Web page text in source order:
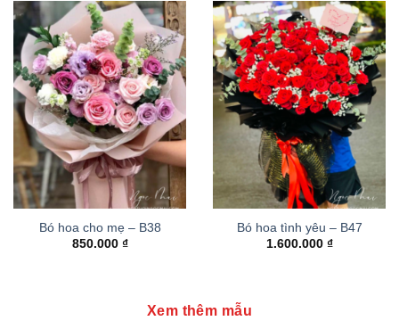
Bó hoa cho mẹ – B38
850.000 ₫
Bó hoa tình yêu – B47
1.600.000 ₫
Xem thêm mẫu